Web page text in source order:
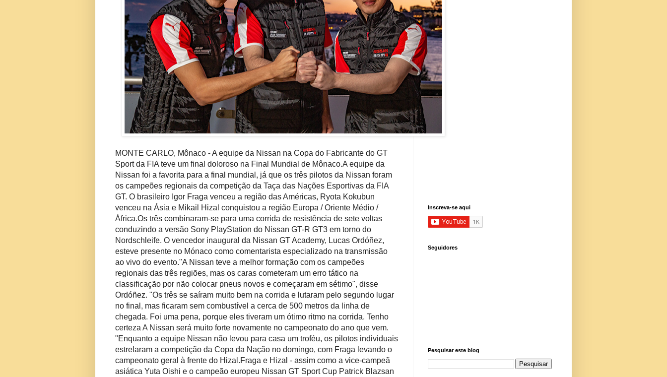
MONTE CARLO, Mônaco - A equipe da Nissan na Copa do Fabricante do GT
Sport da FIA teve um final doloroso na Final Mundial de Mônaco.A equipe da
Nissan foi a favorita para a final mundial, já que os três pilotos da Nissan foram
os campeões regionais da competição da Taça das Nações Esportivas da FIA
GT. O brasileiro Igor Fraga venceu a região das Américas, Ryota Kokubun
venceu na Ásia e Mikail Hizal conquistou a região Europa / Oriente Médio /
África.Os três combinaram-se para uma corrida de resistência de sete voltas
conduzindo a versão Sony PlayStation do Nissan GT-R GT3 em torno do
Nordschleife. O vencedor inaugural da Nissan GT Academy, Lucas Ordóñez,
esteve presente no Mónaco como comentarista especializado na transmissão
ao vivo do evento."A Nissan teve a melhor formação com os campeões
regionais das três regiões, mas os caras cometeram um erro tático na
classificação por não colocar pneus novos e começaram em sétimo", disse
Ordóñez. "Os três se saíram muito bem na corrida e lutaram pelo segundo lugar
no final, mas ficaram sem combustível a cerca de 500 metros da linha de
chegada. Foi uma pena, porque eles tiveram um ótimo ritmo na corrida. Tenho
certeza A Nissan será muito forte novamente no campeonato do ano que vem.
"Enquanto a equipe Nissan não levou para casa um troféu, os pilotos individuais
estrelaram a competição da Copa da Nação no domingo, com Fraga levando o
campeonato geral à frente do Hizal.Fraga e Hizal - assim como a vice-campeã
asiática Yuta Oishi e o campeão europeu Nissan GT Sport Cup Patrick Blazsan
Inscreva-se aqui
Seguidores
Pesquisar este blog